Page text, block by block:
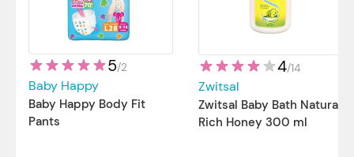
5/2
Baby Happy
Baby Happy Body Fit
Pants
4/14
Zwitsal
Zwitsal Baby Bath Natural
Rich Honey 300 ml